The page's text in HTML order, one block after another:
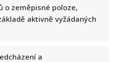
o zeměpisné poloze,
aktivně vyžádaných
a